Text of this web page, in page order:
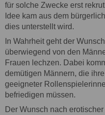
für solche Zwecke erst
Idee kam aus dem
dies unterstellt wird.
In Wahrheit geht der
überwiegend von den
Frauen lechzen. Dabei
demütigen Männern, die
geeigneter
befriedigen müssen.
Der Wunsch nach